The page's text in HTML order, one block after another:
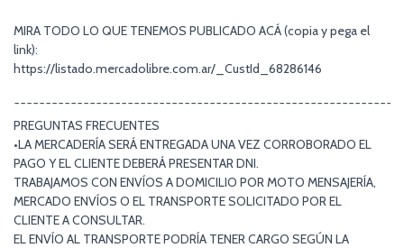
MIRA TODO LO QUE TENEMOS PUBLICADO ACÁ (copia y pega el
link):
https://listado.mercadolibre.com.ar/_CustId_68286146
PREGUNTAS FRECUENTES
•LA MERCADERÍA SERÁ ENTREGADA UNA VEZ CORROBORADO EL
PAGO Y EL CLIENTE DEBERÁ PRESENTAR DNI.
TRABAJAMOS CON ENVÍOS A DOMICILIO POR MOTO MENSAJERÍA,
MERCADO ENVÍOS O EL TRANSPORTE SOLICITADO POR EL
CLIENTE A CONSULTAR.
EL ENVÍO AL TRANSPORTE PODRÍA TENER CARGO SEGÚN LA